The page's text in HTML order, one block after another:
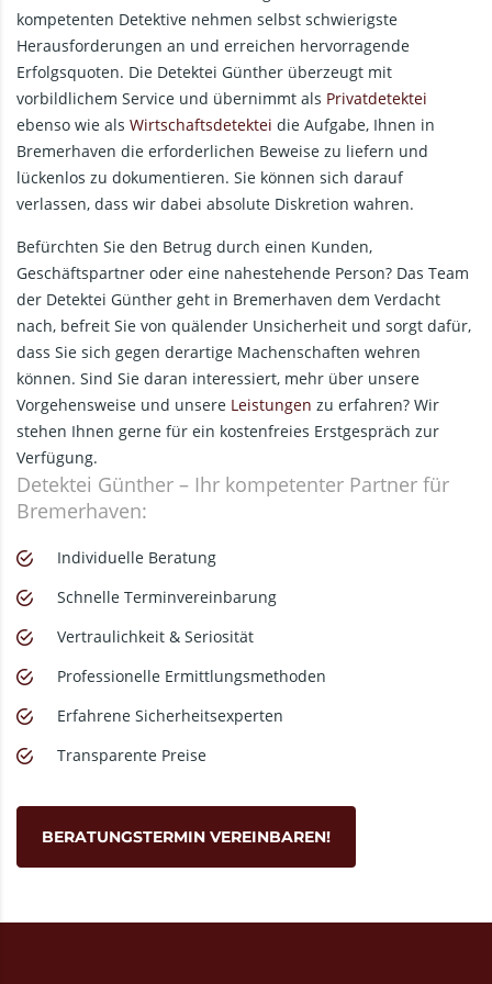
kompetenten Detektive nehmen selbst schwierigste
Herausforderungen an und erreichen hervorragende
Erfolgsquoten. Die Detektei Günther überzeugt mit
vorbildlichem Service und übernimmt als Privatdetektei
ebenso wie als Wirtschaftsdetektei die Aufgabe, Ihnen in
Bremerhaven die erforderlichen Beweise zu liefern und
lückenlos zu dokumentieren. Sie können sich darauf
verlassen, dass wir dabei absolute Diskretion wahren.
Befürchten Sie den Betrug durch einen Kunden,
Geschäftspartner oder eine nahestehende Person? Das Team
der Detektei Günther geht in Bremerhaven dem Verdacht
nach, befreit Sie von quälender Unsicherheit und sorgt dafür,
dass Sie sich gegen derartige Machenschaften wehren
können. Sind Sie daran interessiert, mehr über unsere
Vorgehensweise und unsere Leistungen zu erfahren? Wir
stehen Ihnen gerne für ein kostenfreies Erstgespräch zur
Verfügung.
Detektei Günther – Ihr kompetenter Partner für
Bremerhaven:
Individuelle Beratung
Schnelle Terminvereinbarung
Vertraulichkeit & Seriosität
Professionelle Ermittlungsmethoden
Erfahrene Sicherheitsexperten
Transparente Preise
BERATUNGSTERMIN VEREINBAREN!